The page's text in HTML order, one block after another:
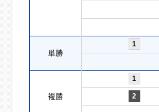
単勝
1
複勝
1
2